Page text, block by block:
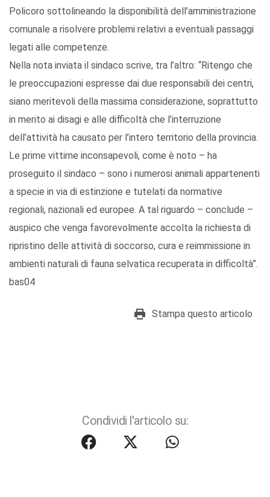
Policoro sottolineando la disponibilità dell’amministrazione
comunale a risolvere problemi relativi a eventuali passaggi
legati alle competenze.
Nella nota inviata il sindaco scrive, tra l’altro: “Ritengo che
le preoccupazioni espresse dai due responsabili dei centri,
siano meritevoli della massima considerazione, soprattutto
in merito ai disagi e alle difficoltà che l’interruzione
dell’attività ha causato per l’intero territorio della provincia.
Le prime vittime inconsapevoli, come è noto – ha
proseguito il sindaco – sono i numerosi animali appartenenti
a specie in via di estinzione e tutelati da normative
regionali, nazionali ed europee. A tal riguardo – conclude –
auspico che venga favorevolmente accolta la richiesta di
ripristino delle attività di soccorso, cura e reimmissione in
ambienti naturali di fauna selvatica recuperata in difficoltà”.
bas04
Stampa questo articolo
Condividi l'articolo su: